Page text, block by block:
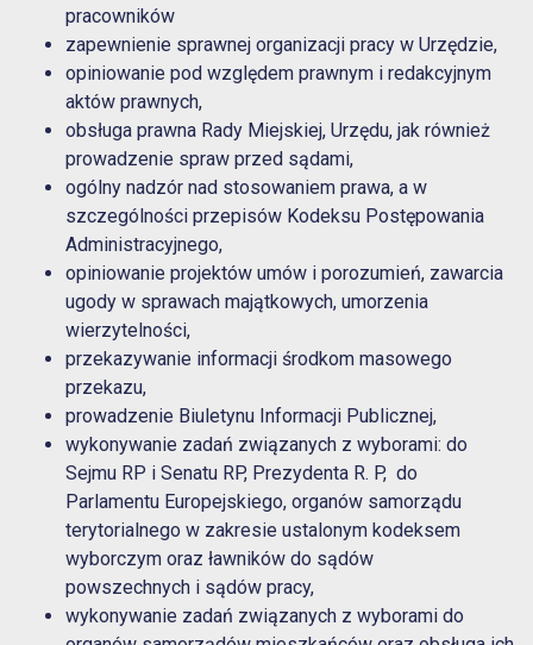
pracowników
zapewnienie sprawnej organizacji pracy w Urzędzie,
opiniowanie pod względem prawnym i redakcyjnym
aktów prawnych,
obsługa prawna Rady Miejskiej, Urzędu, jak również
prowadzenie spraw przed sądami,
ogólny nadzór nad stosowaniem prawa, a w
szczególności przepisów Kodeksu Postępowania
Administracyjnego,
opiniowanie projektów umów i porozumień, zawarcia
ugody w sprawach majątkowych, umorzenia
wierzytelności,
przekazywanie informacji środkom masowego
przekazu,
prowadzenie Biuletynu Informacji Publicznej,
wykonywanie zadań związanych z wyborami: do
Sejmu RP i Senatu RP, Prezydenta R. P, do
Parlamentu Europejskiego, organów samorządu
terytorialnego w zakresie ustalonym kodeksem
wyborczym oraz ławników do sądów
powszechnych i sądów pracy,
wykonywanie zadań związanych z wyborami do